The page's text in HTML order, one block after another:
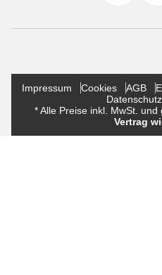
Impressum Cookies AGB
* Alle Preise inkl. MwSt. und
Vertrag